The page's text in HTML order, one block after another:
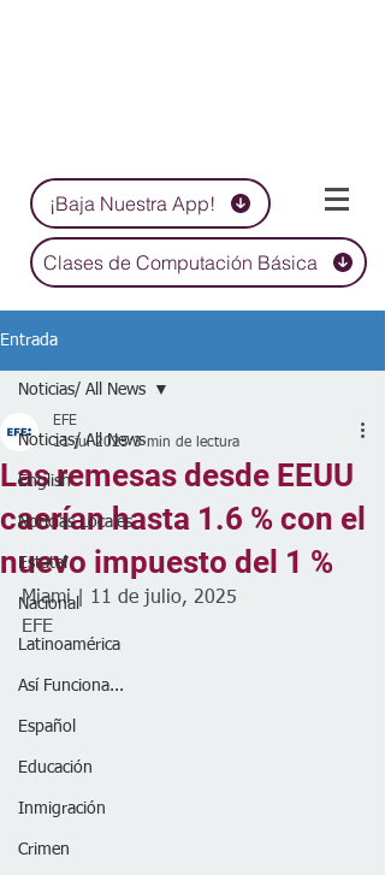
¡Baja Nuestra App!
Clases de Computación Básica
Entrada
Noticias/ All News
English
Noticias Locales
Estatal
Nacional
Latinoamérica
Así Funciona...
Español
Educación
Inmigración
Crimen
Noticias/ All News
Las remesas desde EEUU
caerían hasta 1.6 % con el
nuevo impuesto del 1 %
EFE
11 jul 2025 3 min de lectura
Miami | 11 de julio, 2025
EFE